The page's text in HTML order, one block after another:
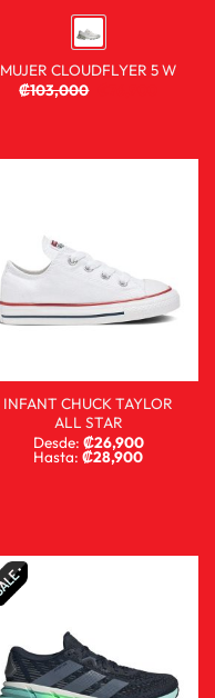
MUJER CLOUDFLYER 5 W
₡103,000
INFANT CHUCK TAYLOR
ALL STAR
Desde: ₡26,900
Hasta: ₡28,900